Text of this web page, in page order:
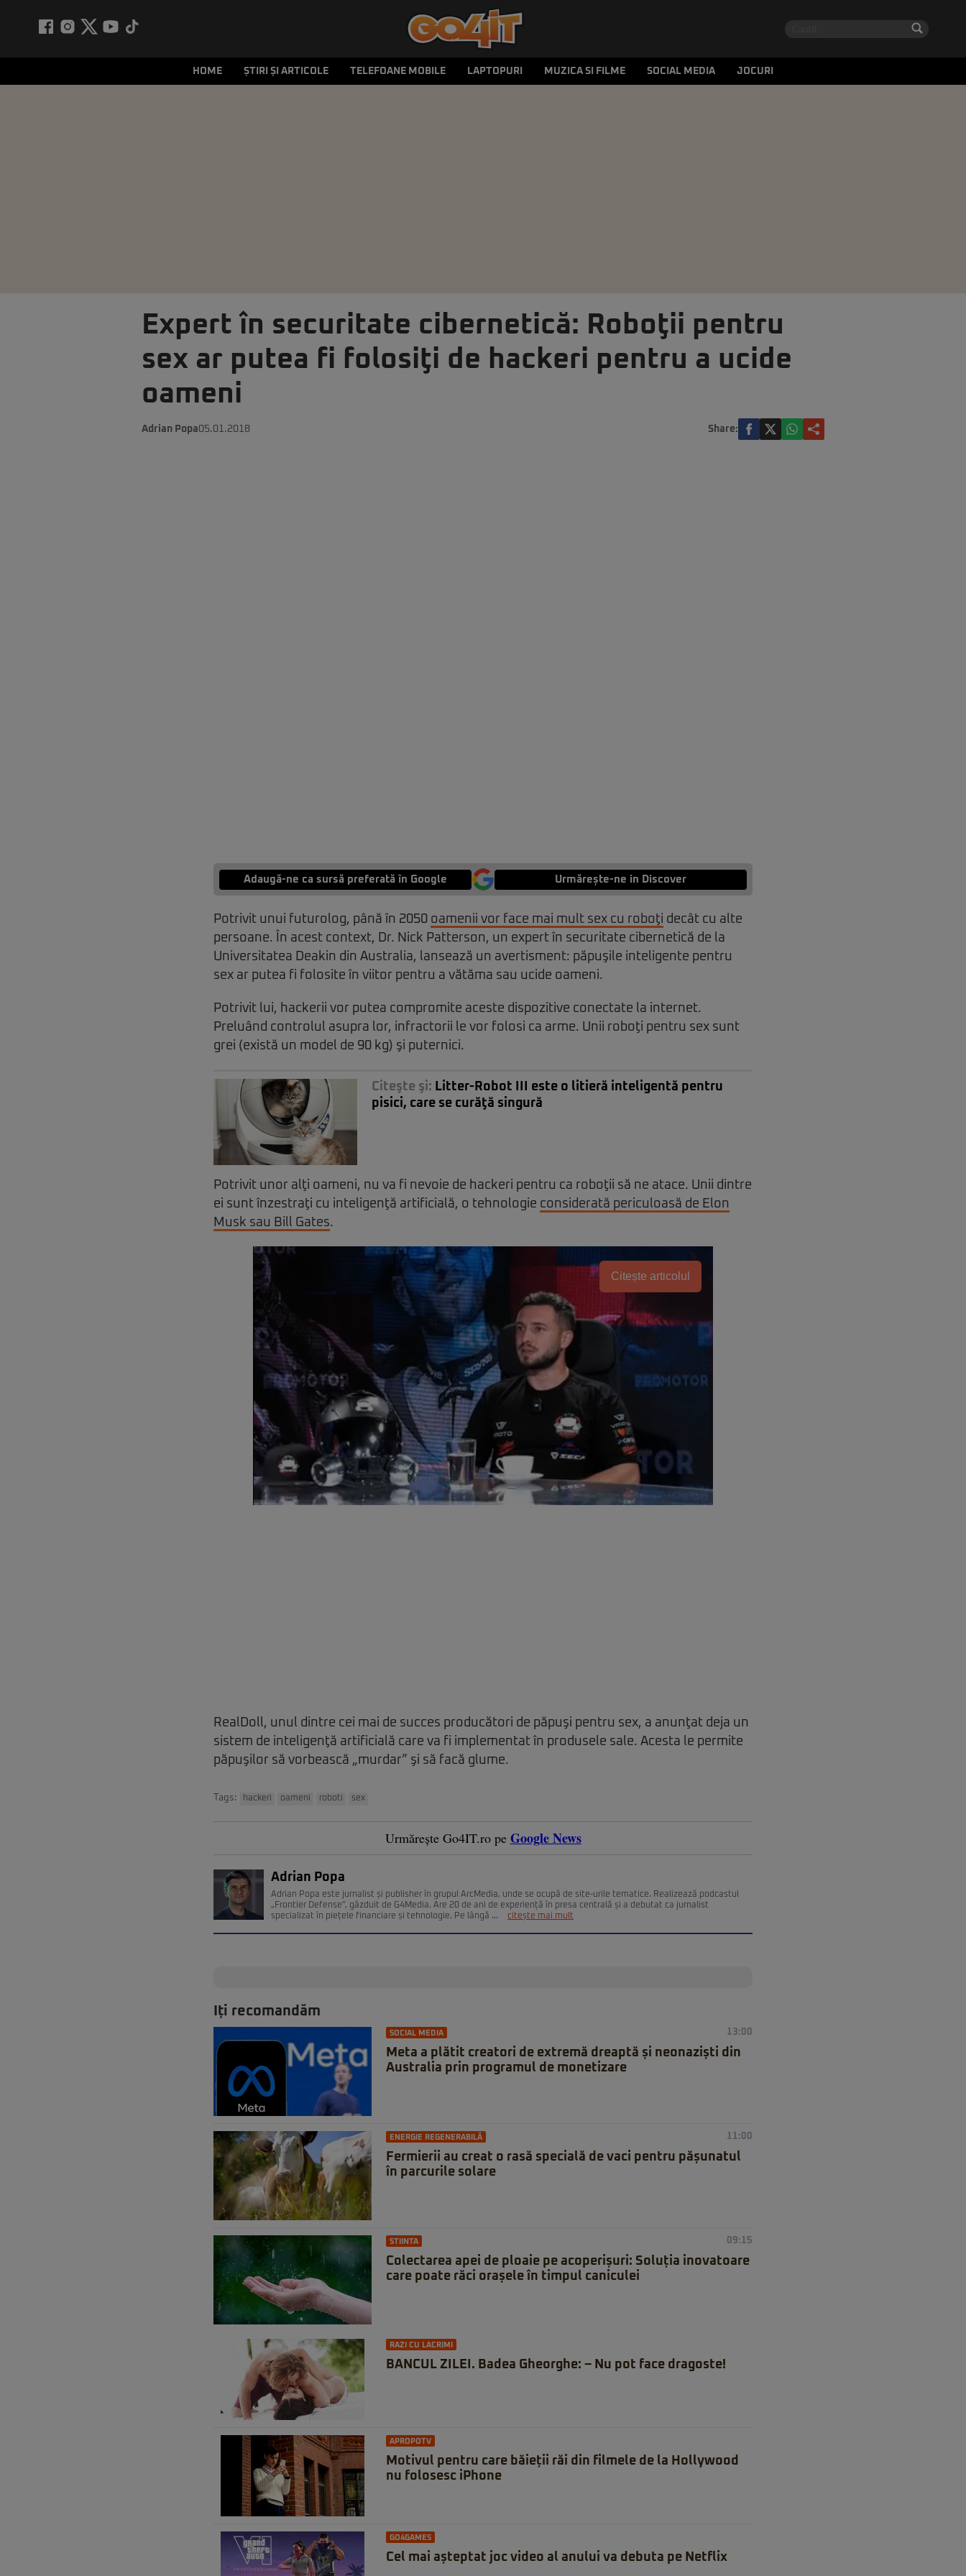
HOME ȘTIRI ȘI ARTICOLE TELEFOANE MOBILE LAPTOPURI MUZICA SI FILME SOCIAL MEDIA JOCURI
Expert în securitate cibernetică: Roboţii pentru
sex ar putea fi folosiţi de hackeri pentru a ucide
oameni
Adrian Popa05.01.2018 Share:
Adaugă-ne ca sursă preferată în Google Urmărește-ne in Discover
Potrivit unui futurolog, până în 2050 oamenii vor face mai mult sex cu roboţi decât cu alte
persoane. În acest context, Dr. Nick Patterson, un expert în securitate cibernetică de la
Universitatea Deakin din Australia, lansează un avertisment: păpuşile inteligente pentru
sex ar putea fi folosite în viitor pentru a vătăma sau ucide oameni.
Potrivit lui, hackerii vor putea compromite aceste dispozitive conectate la internet.
Preluând controlul asupra lor, infractorii le vor folosi ca arme. Unii roboţi pentru sex sunt
grei (există un model de 90 kg) şi puternici.
Citeşte şi: Litter-Robot III este o litieră inteligentă pentru
pisici, care se curăţă singură
Potrivit unor alţi oameni, nu va fi nevoie de hackeri pentru ca roboţii să ne atace. Unii dintre
ei sunt înzestraţi cu inteligenţă artificială, o tehnologie considerată periculoasă de Elon
Musk sau Bill Gates.
Citește articolul
RealDoll, unul dintre cei mai de succes producători de păpuşi pentru sex, a anunţat deja un
sistem de inteligenţă artificială care va fi implementat în produsele sale. Acesta le permite
păpuşilor să vorbească „murdar” şi să facă glume.
Tags: hackeri oameni roboti sex
Urmărește Go4IT.ro pe Google News
Adrian Popa
Adrian Popa este jurnalist și publisher în grupul ArcMedia, unde se ocupă de site-urile tematice. Realizează podcastul
„Frontier Defense”, găzduit de G4Media. Are 20 de ani de experiență în presa centrală și a debutat ca jurnalist
specializat în piețele financiare și tehnologie. Pe lângă ...
citește mai mult
Iți recomandăm
SOCIAL MEDIA 13:00
Meta a plătit creatori de extremă dreaptă și neonaziști din
Australia prin programul de monetizare
ENERGIE REGENERABILĂ 11:00
Fermierii au creat o rasă specială de vaci pentru pășunatul
în parcurile solare
STIINTA 09:15
Colectarea apei de ploaie pe acoperișuri: Soluția inovatoare
care poate răci orașele în timpul caniculei
RAZI CU LACRIMI
BANCUL ZILEI. Badea Gheorghe: – Nu pot face dragoste!
APROPOTV
Motivul pentru care băieții răi din filmele de la Hollywood
nu folosesc iPhone
GO4GAMES
Cel mai așteptat joc video al anului va debuta pe Netflix